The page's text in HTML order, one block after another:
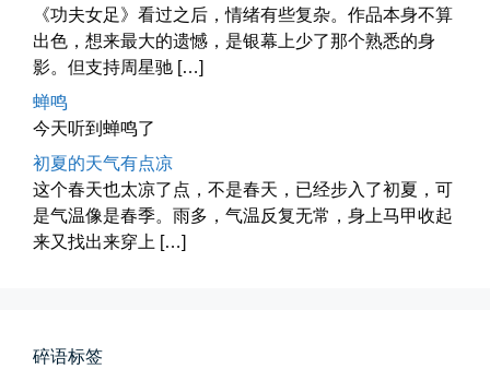
📅 04-29 20:49 👤 Zairun
海林街头
黑龙江的空气质量出乎意料地好，...
《功夫女足》看过之后，情绪有些复杂。作品本身不算
出色，想来最大的遗憾，是银幕上少了那个熟悉的身
影。但支持周星驰 […]
蝉鸣
今天听到蝉鸣了
初夏的天气有点凉
这个春天也太凉了点，不是春天，已经步入了初夏，可
是气温像是春季。雨多，气温反复无常，身上马甲收起
来又找出来穿上 […]
碎语标签